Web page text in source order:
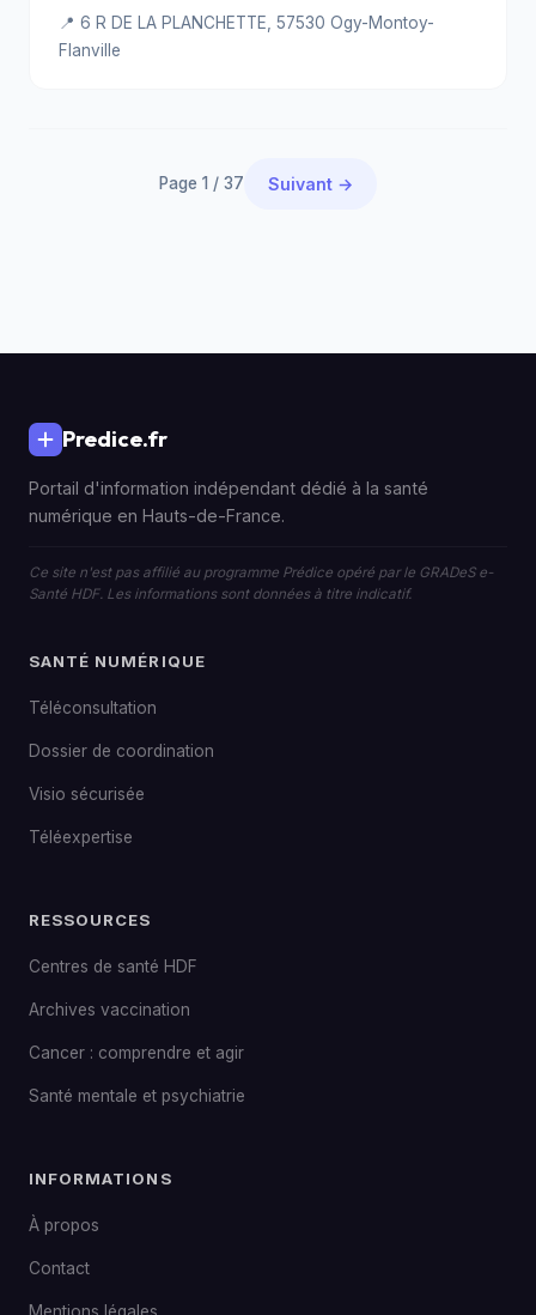
📍 6 R DE LA PLANCHETTE, 57530 Ogy-Montoy-
Flanville
Page 1 / 37 Suivant →
Predice.fr
Portail d'information indépendant dédié à la santé
numérique en Hauts-de-France.
Ce site n'est pas affilié au programme Prédice opéré par le GRADeS e-
Santé HDF. Les informations sont données à titre indicatif.
SANTÉ NUMÉRIQUE
Téléconsultation
Dossier de coordination
Visio sécurisée
Téléexpertise
RESSOURCES
Centres de santé HDF
Archives vaccination
Cancer : comprendre et agir
Santé mentale et psychiatrie
INFORMATIONS
À propos
Contact